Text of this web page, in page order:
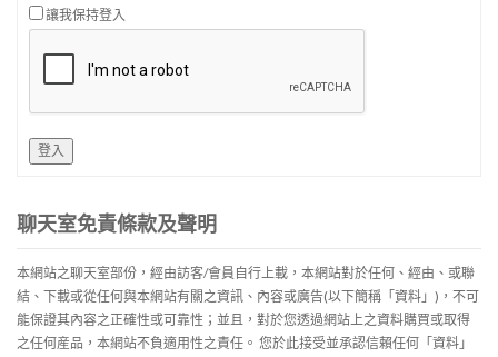
讓我保持登入
登入
聊天室免責條款及聲明
本網站之聊天室部份，經由訪客/會員自行上載，本網站對於任何、經由、或聯
結、下載或從任何與本網站有關之資訊、內容或廣告(以下簡稱「資料」)，不可
能保證其內容之正確性或可靠性；並且，對於您透過網站上之資料購買或取得
之任何産品，本網站不負適用性之責任。 您於此接受並承認信賴任何「資料」